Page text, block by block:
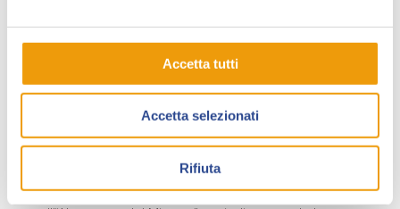
Accetta tutti
Accetta selezionati
Rifiuta
collana “Un Uomo un’Avventura” (L’uomo delle nevi,
“Dylan Dog”, “Zagor”, “Mister No”. Nel 1983 prende in
mano, insieme a Silver, le redini della rivista “Eureka”
(Corno), e, negli anni seguenti, collabora tramite
l’Epierre con la Walt Disney Italia. Nel 1987 dà il via